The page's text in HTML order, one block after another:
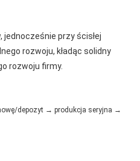
jednocześnie przy ścisłej
rozwoju, kładąc solidny
rozwoju firmy.
depozyt → produkcja seryjna →